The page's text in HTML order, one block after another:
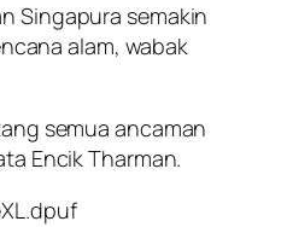
Singapura semakin
alam, wabak
semua ancaman
Encik Tharman.